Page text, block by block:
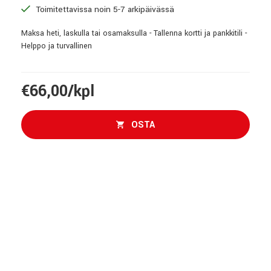
Toimitettavissa noin 5-7 arkipäivässä
Maksa heti, laskulla tai osamaksulla - Tallenna kortti ja pankkitili -
Helppo ja turvallinen
€66,00/kpl
OSTA